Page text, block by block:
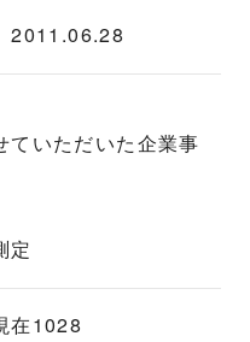
2011.06.28
ていただいた企業事
定
在1028